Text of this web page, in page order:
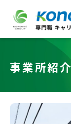
事業所紹介